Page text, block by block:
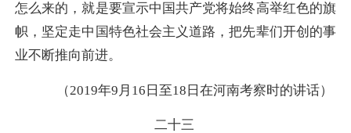
怎么来的，就是要宣示中国共产党将始终高举红色的旗
帜，坚定走中国特色社会主义道路，把先辈们开创的事
业不断推向前进。
（2019年9月16日至18日在河南考察时的讲话）
二十三